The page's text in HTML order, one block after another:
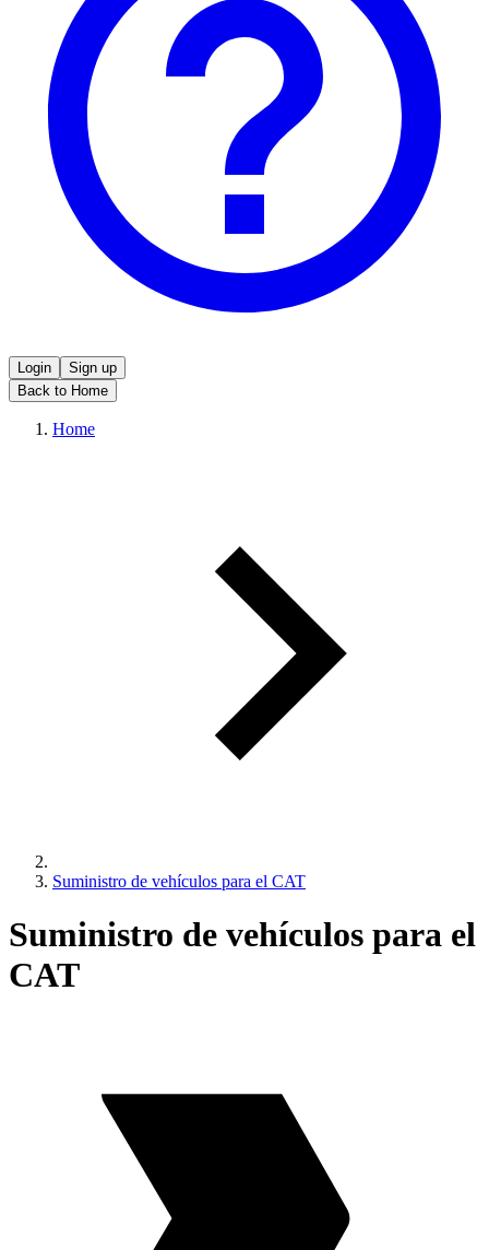
Login
Sign up
Back to Home
Home
Suministro de vehículos para el CAT
Suministro de vehículos para el
CAT